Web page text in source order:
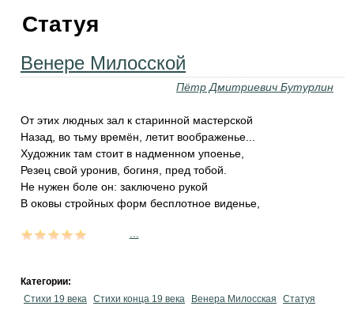
Статуя
Венере Милосской
Пётр Дмитриевич Бутурлин
От этих людных зал к старинной мастерской
Назад, во тьму времён, летит воображенье...
Художник там стоит в надменном упоенье,
Резец свой уронив, богиня, пред тобой.
Не нужен боле он: заключено рукой
В оковы стройных форм бесплотное виденье,
Категории:
Стихи 19 века Стихи конца 19 века Венера Милосская
Статуя